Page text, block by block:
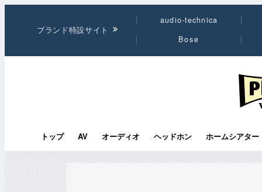
ブランド特設サイト
audio-technica
Bose
トップ AV オーディオ ヘッドホン ホームシアター